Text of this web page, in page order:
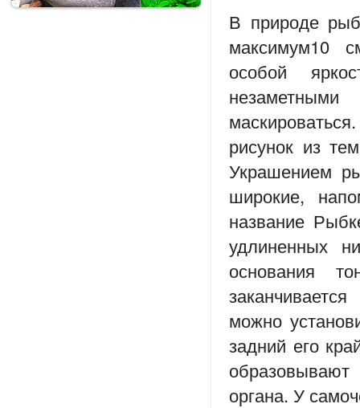
В природе
максимум10
особой
рисунок из
Украшением
широкие,
название
удлиненных
основания
можно
задний его
органа. У